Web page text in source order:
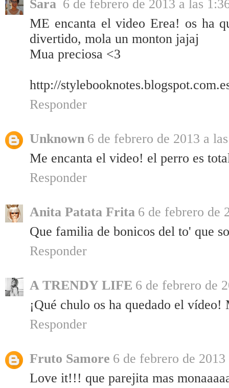
Sara 6 de febrero de 2013 a las
ME encanta el video Erea! os ha
divertido, mola un monton jajaj
Mua preciosa <3
http://
Responder
Unknown 6 de febrero de 2013 a
Me encanta el video! el perro es
Responder
Anita Patata Frita 6 de febrero de
Que familia de bonicos del to' que
Responder
A TRENDY LIFE 6 de febrero de
¡Qué chulo os ha quedado el vídeo!
Responder
Fruto Samore 6 de febrero de
Love it!!! que parejita mas